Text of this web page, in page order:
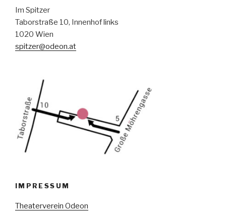
Im Spitzer
Taborstraße 10, Innenhof links
1020 Wien
spitzer@odeon.at
IMPRESSUM
Theaterverein Odeon